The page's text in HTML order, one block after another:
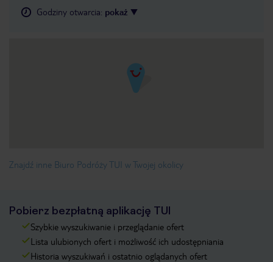
Godziny otwarcia: pokaż
Znajdź inne Biuro Podróży TUI w Twojej okolicy
Pobierz bezpłatną aplikację TUI
Szybkie wyszukiwanie i przeglądanie ofert
Lista ulubionych ofert i możliwość ich udostępniania
Historia wyszukiwań i ostatnio oglądanych ofert